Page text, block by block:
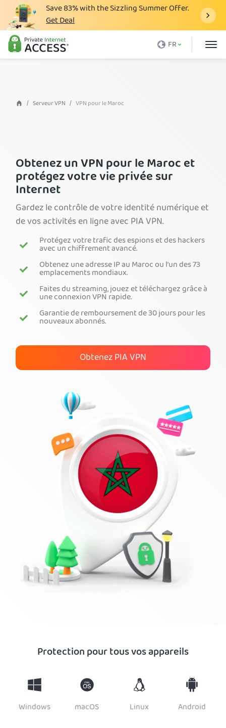
Save83%with the Sizzling Summer Offer.
Get Deal
FR
Qu'est-ce qu'un VPN
Avec PIA
Avantages du VPN
Blog
Support client
Connexion
Obtenez PIA VPN
Serveur VPN VPN pour le Maroc
Obtenez un VPN pour le Maroc et
protégez votre vie privée sur
Internet
Gardez le contrôle de votre identité numérique et
de vos activités en ligne avec PIA VPN.
Protégez votre trafic des espions et des hackers
avec un chiffrement avancé.
Obtenez une adresse IP au Maroc ou l’un des 73
emplacements mondiaux.
Faites du streaming, jouez et téléchargez grâce à
une connexion VPN rapide.
Garantie de remboursement de 30 jours pour les
nouveaux abonnés.
Obtenez PIA VPN
Protection pour tous vos appareils
Windows macOS Linux Android